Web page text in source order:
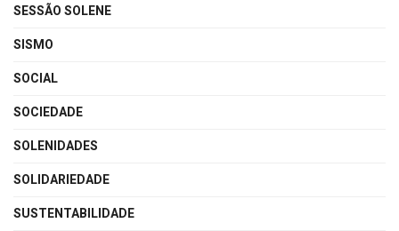
SESSÃO SOLENE
SISMO
SOCIAL
SOCIEDADE
SOLENIDADES
SOLIDARIEDADE
SUSTENTABILIDADE